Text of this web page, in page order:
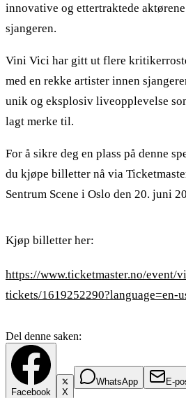
innovative og ettertraktede
sjangeren.
Vini Vici har gitt ut flere
med en rekke artister innen
unik og eksplosiv liveopplevelse
lagt merke til.
For å sikre deg en plass på denne
du kjøpe billetter nå via
Sentrum Scene i Oslo den 20. juni
Kjøp billetter her:
https://www.ticketmaster.no/event/
tickets/1619252290?language=en-
Del denne saken:
Facebook X
WhatsApp E-